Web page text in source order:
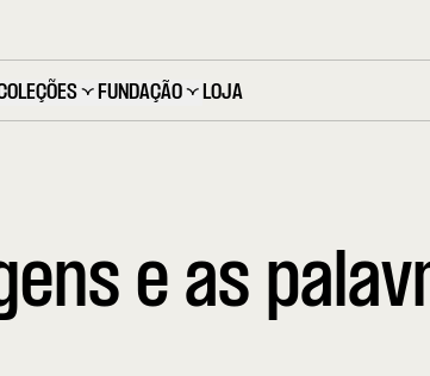
FUNDAÇÃO LOJA
e as